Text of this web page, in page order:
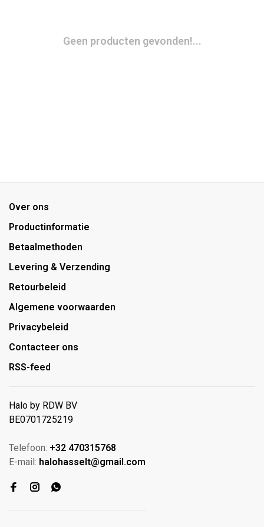
Geen producten gevonden!...
Over ons
Productinformatie
Betaalmethoden
Levering & Verzending
Retourbeleid
Algemene voorwaarden
Privacybeleid
Contacteer ons
RSS-feed
Halo by RDW BV
BE0701725219
Telefoon: +32 470315768
E-mail: halohasselt@gmail.com